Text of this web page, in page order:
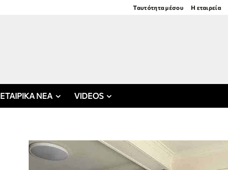
Ταυτότητα μέσου Η εταιρεία
ΕΤΑΙΡΙΚΑ ΝΕΑ VIDEOS